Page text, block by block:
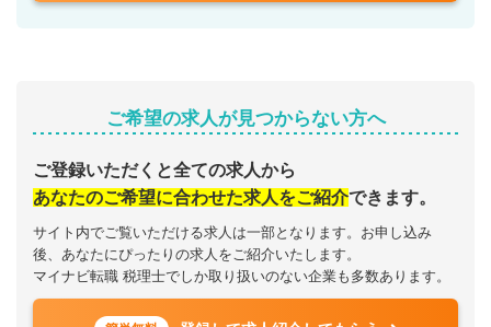
ご希望の求人が見つからない方へ
ご登録いただくと全ての求人から
あなたのご希望に合わせた求人をご紹介できます。
サイト内でご覧いただける求人は一部となります。お申し込み
後、あなたにぴったりの求人をご紹介いたします。
マイナビ転職 税理士でしか取り扱いのない企業も多数あります。